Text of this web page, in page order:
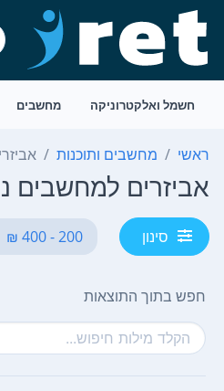
חשמל ואלקטרוניקה מחשבים
ראשי מחשבים ותוכנות
אביזרים למחשבים
סינון 200 - 400 ₪
חפש בתוך התוצאות